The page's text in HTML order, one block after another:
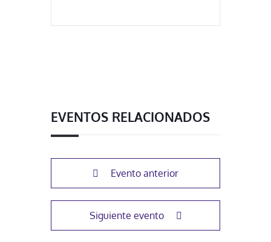
EVENTOS RELACIONADOS
Evento anterior
Siguiente evento